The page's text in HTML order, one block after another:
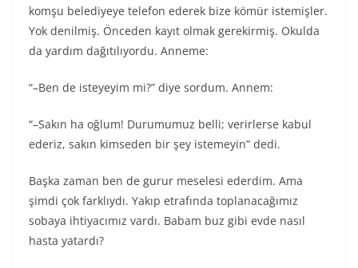
komşu belediyeye telefon ederek bize kömür istemişler.
Yok denilmiş. Önceden kayıt olmak gerekirmiş. Okulda
da yardım dağıtılıyordu. Anneme:
“–Ben de isteyeyim mi?” diye sordum. Annem:
“–Sakın ha oğlum! Durumumuz belli; verirlerse kabul
ederiz, sakın kimseden bir şey istemeyin” dedi.
Başka zaman ben de gurur meselesi ederdim. Ama
şimdi çok farklıydı. Yakıp etrafında toplanacağımız
sobaya ihtiyacımız vardı. Babam buz gibi evde nasıl
hasta yatardı?